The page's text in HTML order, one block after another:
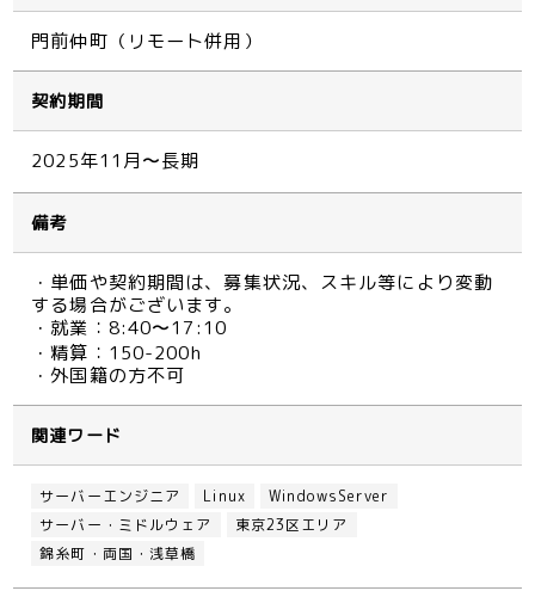
門前仲町（リモート併用）
契約期間
2025年11月〜長期
備考
・単価や契約期間は、募集状況、スキル等により変動
する場合がございます。
・就業：8:40〜17:10
・精算：150-200h
・外国籍の方不可
関連ワード
サーバーエンジニア Linux
WindowsServer
サーバー・ミドルウェア
東京23区エリア
錦糸町・両国・浅草橋